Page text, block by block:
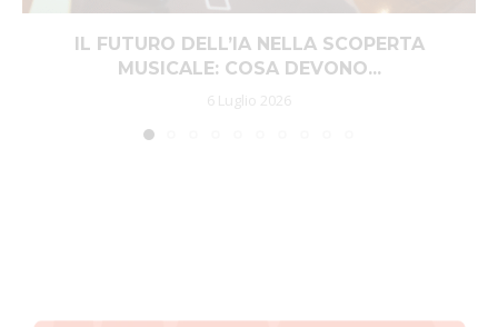
IL FUTURO DELL’IA NELLA SCOPERTA
MUSICALE: COSA DEVONO...
6 Luglio 2026